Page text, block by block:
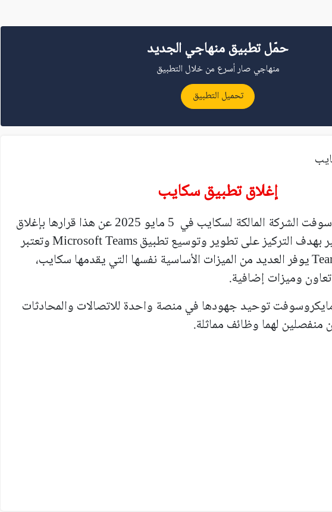
حمّل تطبيق منهاجي الجديد
منهاجي صار أسرع من خلال التطبيق
تحميل التطبيق
إغلاق تطبيق سكايب
الشركة المالكة لسكايب في 5 مايو 2025 عن هذا قرارها بإغلاق
بهدف التركيز على تطوير وتوسيع تطبيق Microsoft Teams وتعتبر
يوفر العديد من الميزات الأساسية نفسها التي يقدمها سكايب،
وميزات إضافية.
توحيد جهودها في منصة واحدة للاتصالات والمحادثات
منفصلين لهما وظائف مماثلة.